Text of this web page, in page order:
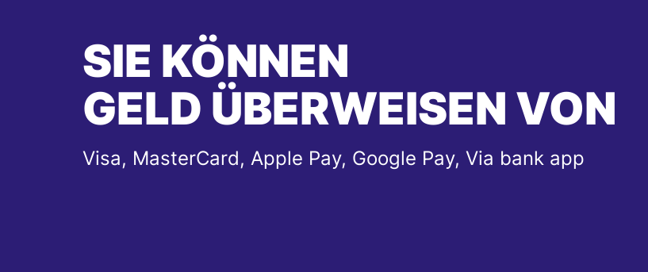
SIE KÖNNEN
GELD ÜBERWEISEN VON
Visa, MasterCard, Apple Pay, Google Pay, Via bank app